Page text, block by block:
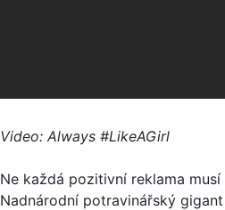
Video: Always #LikeAGirl
Ne každá pozitivní reklama
Nadnárodní potravinářský